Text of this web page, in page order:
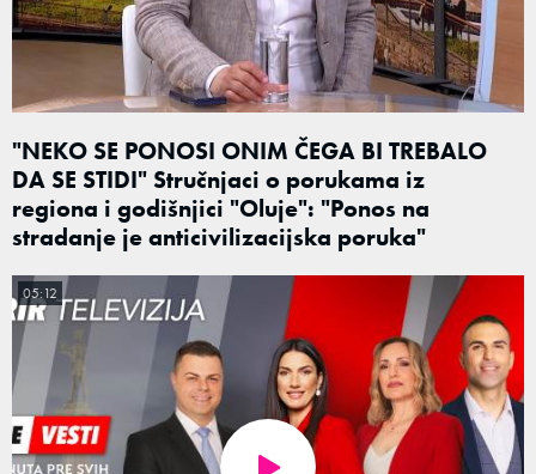
"NEKO SE PONOSI ONIM ČEGA BI TREBALO
DA SE STIDI" Stručnjaci o porukama iz
regiona i godišnjici "Oluje": "Ponos na
stradanje je anticivilizacijska poruka"
05:12